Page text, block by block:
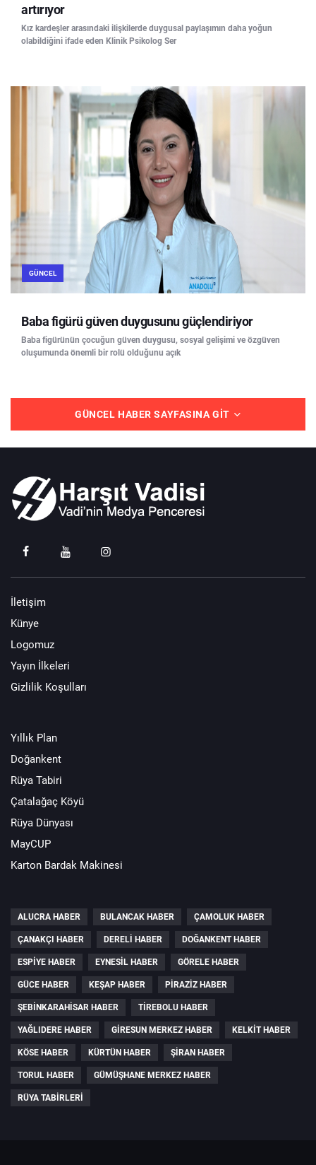
artırıyor
Kız kardeşler arasındaki ilişkilerde duygusal paylaşımın daha yoğun
olabildiğini ifade eden Klinik Psikolog Ser
GÜNCEL
Baba figürü güven duygusunu güçlendiriyor
Baba figürünün çocuğun güven duygusu, sosyal gelişimi ve özgüven
oluşumunda önemli bir rolü olduğunu açık
GÜNCEL HABER SAYFASINA GIT
İletişim
Künye
Logomuz
Yayın İlkeleri
Gizlilik Koşulları
Yıllık Plan
Doğankent
Rüya Tabiri
Çatalağaç Köyü
Rüya Dünyası
MayCUP
Karton Bardak Makinesi
ALUCRA HABER BULANCAK HABER ÇAMOLUK HABER
ÇANAKÇI HABER DERELI HABER DOĞANKENT HABER
ESPIYE HABER EYNESIL HABER GÖRELE HABER
GÜCE HABER KEŞAP HABER PIRAZIZ HABER
ŞEBINKARAHISAR HABER TIREBOLU HABER
YAĞLIDERE HABER GIRESUN MERKEZ HABER KELKIT HABER
KÖSE HABER KÜRTÜN HABER ŞIRAN HABER
TORUL HABER GÜMÜŞHANE MERKEZ HABER
RÜYA TABIRLERI